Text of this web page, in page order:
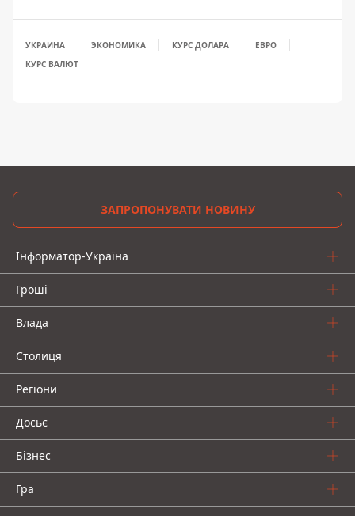
УКРАИНА ЭКОНОМИКА КУРС ДОЛАРА
ЕВРО
КУРС ВАЛЮТ
ЗАПРОПОНУВАТИ НОВИНУ
Інформатор-Україна
Гроші
Влада
Столиця
Регіони
Досьє
Бізнес
Гра